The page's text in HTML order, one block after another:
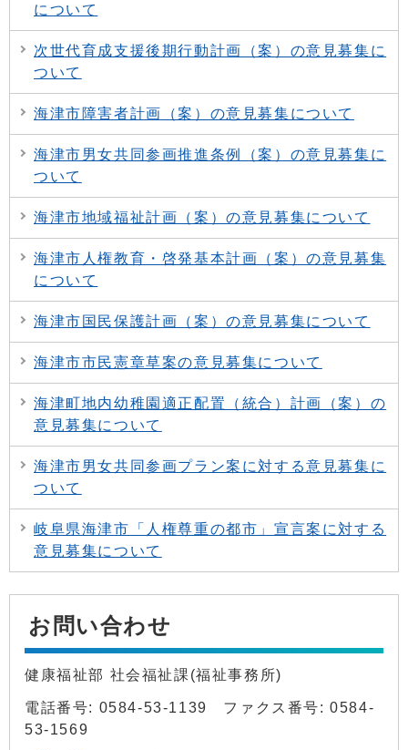
について
次世代育成支援後期行動計画（案）の意見募集に
ついて
海津市障害者計画（案）の意見募集について
海津市男女共同参画推進条例（案）の意見募集に
ついて
海津市地域福祉計画（案）の意見募集について
海津市人権教育・啓発基本計画（案）の意見募集
について
海津市国民保護計画（案）の意見募集について
海津市市民憲章草案の意見募集について
海津町地内幼稚園適正配置（統合）計画（案）の
意見募集について
海津市男女共同参画プラン案に対する意見募集に
ついて
岐阜県海津市「人権尊重の都市」宣言案に対する
意見募集について
お問い合わせ
健康福祉部 社会福祉課(福祉事務所)
電話番号: 0584-53-1139 ファクス番号: 0584-
53-1569